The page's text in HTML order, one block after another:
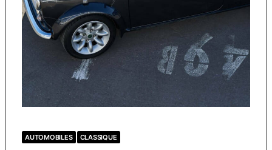
AUTOMOBILES CLASSIQUE